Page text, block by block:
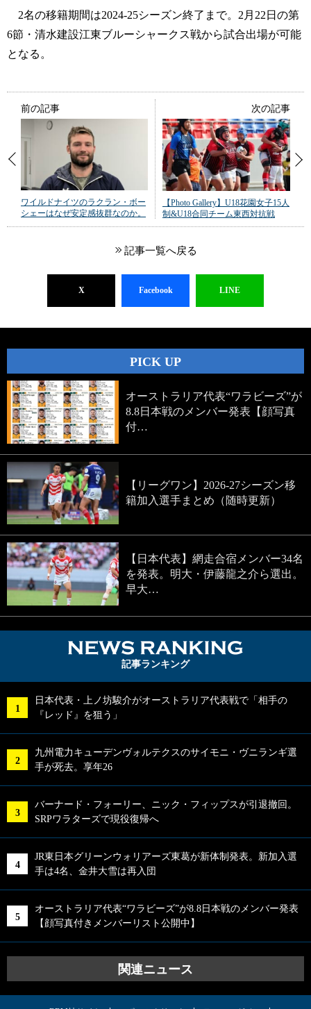
2名の移籍期間は2024-25シーズン終了まで。2月22日の第
6節・清水建設江東ブルーシャークス戦から試合出場が可能
となる。
前の記事
ワイルドナイツのラクラン・ボー
シェーはなぜ安定感抜群なのか。
次の記事
【Photo Gallery】U18花園女子15人
制&U18合同チーム東西対抗戦
記事一覧へ戻る
X Facebook LINE
PICK UP
オーストラリア代表“ワラビーズ”が
8.8日本戦のメンバー発表【顔写真
付…
【リーグワン】2026-27シーズン移
籍加入選手まとめ（随時更新）
【日本代表】網走合宿メンバー34名
を発表。明大・伊藤龍之介ら選出。
早大…
記事ランキング
日本代表・上ノ坊駿介がオーストラリア代表戦で「相手の
『レッド』を狙う」
九州電力キューデンヴォルテクスのサイモニ・ヴニランギ選
手が死去。享年26
バーナード・フォーリー、ニック・フィップスが引退撤回。
SRPワラターズで現役復帰へ
JR東日本グリーンウォリアーズ東葛が新体制発表。新加入選
手は4名、金井大雪は再入団
オーストラリア代表“ワラビーズ”が8.8日本戦のメンバー発表
【顔写真付きメンバーリスト公開中】
関連ニュース